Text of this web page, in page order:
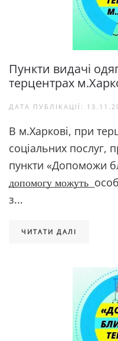
Пункти видачі
терцентрах
ДАТА ПУБЛІКАЦІЇ:
В м.Харкові, при
соціальних послуг,
пункти «Допоможи
͟д͟о͟п͟о͟м͟о͟г͟у͟ ͟м͟о͟ж͟у͟т͟ь͟
з...
ЧИТАТИ ДАЛІ